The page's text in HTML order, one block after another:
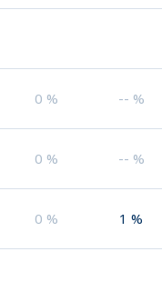
0 % -- %
0 % -- %
0 % 1 %